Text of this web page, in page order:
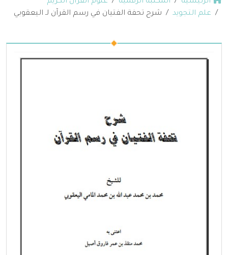
علم التجويد
شرح تحفة الفتيان في رسم القرآن لـ اليعقوبي